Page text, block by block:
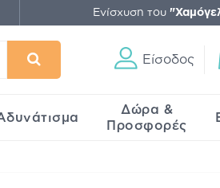
Ενίσχυση του
Είσοδος
Δώρα &
Προσφορές